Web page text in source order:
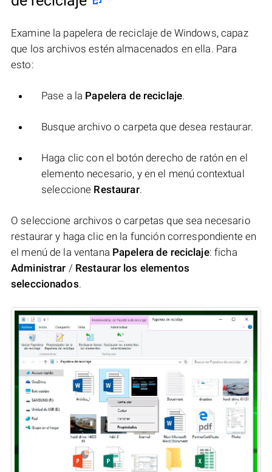
Examine la papelera de reciclaje de Windows, capaz
que los archivos estén almacenados en ella. Para
esto:
Pase a la Papelera de reciclaje.
Busque archivo o carpeta que desea restaurar.
Haga clic con el botón derecho de ratón en el
elemento necesario, y en el menú contextual
seleccione Restaurar.
O seleccione archivos o carpetas que sea necesario
restaurar y haga clic en la función correspondiente en
el menú de la ventana Papelera de reciclaje: ficha
Administrar / Restaurar los elementos
seleccionados.